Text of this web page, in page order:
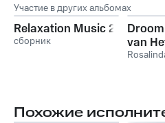
Участие в других альбомах
Relaxation Music 2
сборник
van
Похожие